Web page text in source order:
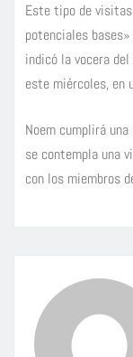
Este tipo de
potenciales
indicó la vocera
este miércoles, en
Noem cumplirá
se contempla una
con los miembros